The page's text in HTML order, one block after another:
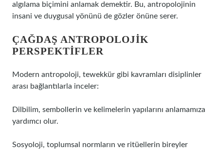
algılama biçimini anlamak demektir. Bu, antropolojinin
insani ve duygusal yönünü de gözler önüne serer.
ÇAĞDAŞ ANTROPOLOJIK
PERSPEKTIFLER
Modern antropoloji, tewekkür gibi kavramları disiplinler
arası bağlantılarla inceler:
Dilbilim, sembollerin ve kelimelerin yapılarını anlamamıza
yardımcı olur.
Sosyoloji, toplumsal normların ve ritüellerin bireyler